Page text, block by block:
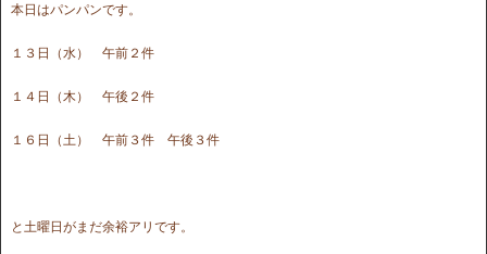
本日はパンパンです。
１３日（水） 午前２件
１４日（木） 午後２件
１６日（土） 午前３件 午後３件
と土曜日がまだ余裕アリです。